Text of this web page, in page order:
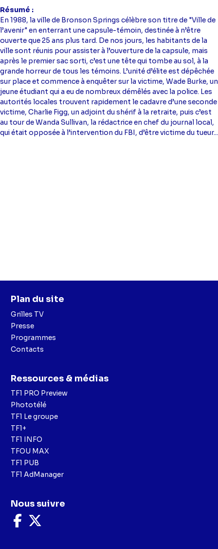
Résumé
En 1988, la ville de Bronson Springs célèbre son titre de "Ville de
l’avenir" en enterrant une capsule-témoin, destinée à n’être
ouverte que 25 ans plus tard. De nos jours, les habitants de la
ville sont réunis pour assister à l’ouverture de la capsule, mais
après le premier sac sorti, c’est une tête qui tombe au sol, à la
grande horreur de tous les témoins. L’unité d’élite est dépêchée
sur place et commence à enquêter sur la victime, Wade Burke, un
jeune étudiant qui a eu de nombreux démêlés avec la police. Les
autorités locales trouvent rapidement le cadavre d’une seconde
victime, Charlie Figg, un adjoint du shérif à la retraite, puis c’est
au tour de Wanda Sullivan, la rédactrice en chef du journal local,
qui était opposée à l’intervention du FBI, d’être victime du tueur...
Plan du site
Grilles TV
Presse
Programmes
Contacts
Ressources & médias
TF1 PRO Preview
Phototélé
TF1 Le groupe
TF1+
TF1 INFO
TFOU MAX
TF1 PUB
TF1 AdManager
Nous suivre
Nous
suivre